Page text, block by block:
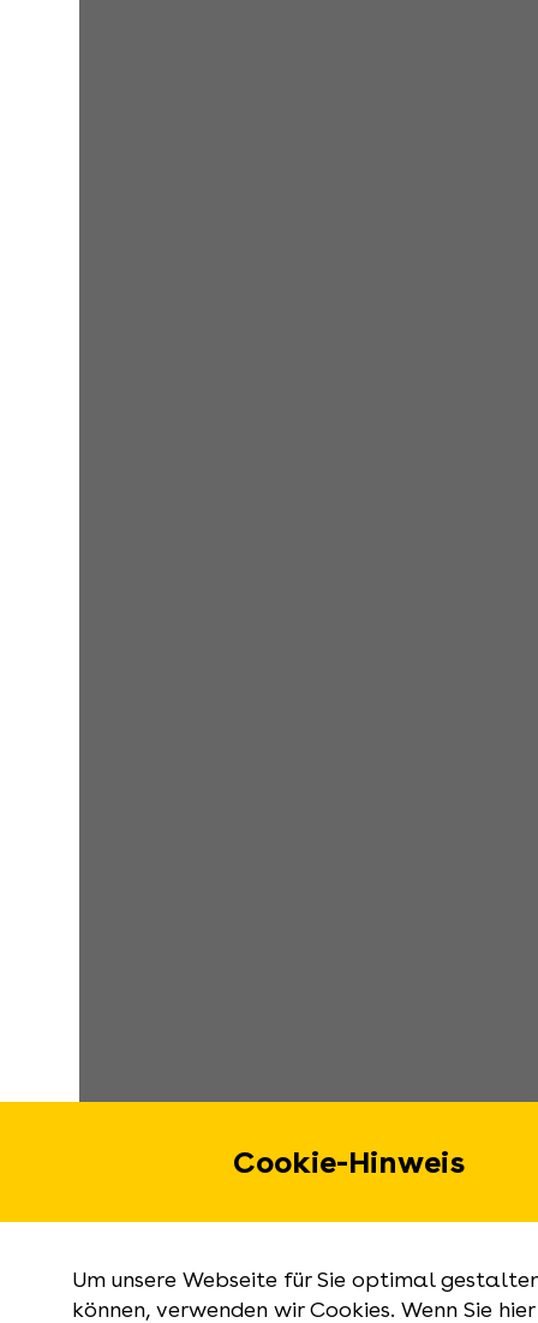
Cookie-Hinweis
Um unsere Webseite für Sie optimal
können, verwenden wir Cookies. Wenn Sie hier